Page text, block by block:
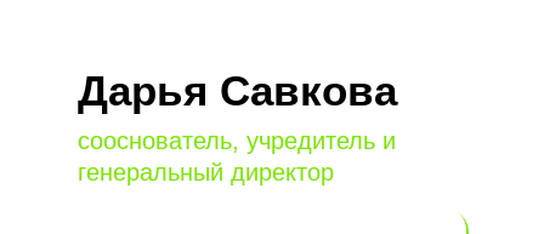
Дарья Савкова
сооснователь, учредитель и
генеральный директор